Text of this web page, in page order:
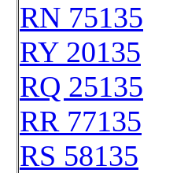
RN 75135
RY 20135
RQ 25135
RR 77135
RS 58135